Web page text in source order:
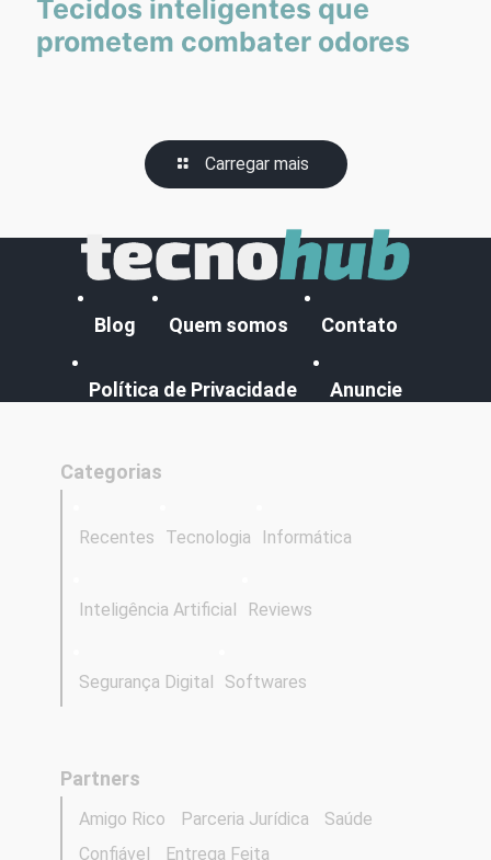
Tecidos inteligentes que
prometem combater odores
Carregar mais
Blog Quem somos Contato
Política de Privacidade Anuncie
Categorias
Recentes Tecnologia Informática
Inteligência Artificial Reviews
Segurança Digital Softwares
Partners
Amigo Rico Parceria Jurídica
Saúde
Confiável
Entrega Feita